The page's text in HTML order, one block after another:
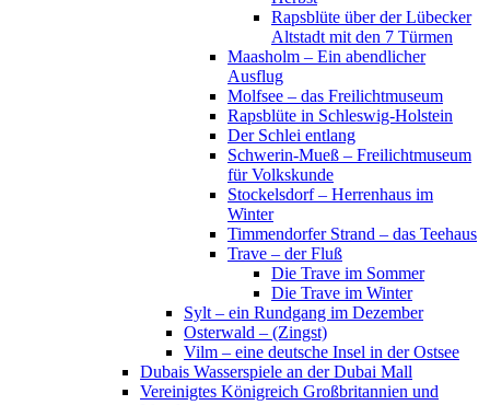
Rapsblüte über der Lübecker
Altstadt mit den 7 Türmen
Maasholm – Ein abendlicher
Ausflug
Molfsee – das Freilichtmuseum
Rapsblüte in Schleswig-Holstein
Der Schlei entlang
Schwerin-Mueß – Freilichtmuseum
für Volkskunde
Stockelsdorf – Herrenhaus im
Winter
Timmendorfer Strand – das Teehaus
Trave – der Fluß
Die Trave im Sommer
Die Trave im Winter
Sylt – ein Rundgang im Dezember
Osterwald – (Zingst)
Vilm – eine deutsche Insel in der Ostsee
Dubais Wasserspiele an der Dubai Mall
Vereinigtes Königreich Großbritannien und